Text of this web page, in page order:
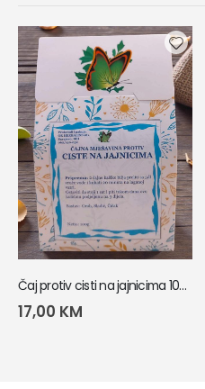
Čaj protiv cisti na jajnicima 100g
17,00 KM